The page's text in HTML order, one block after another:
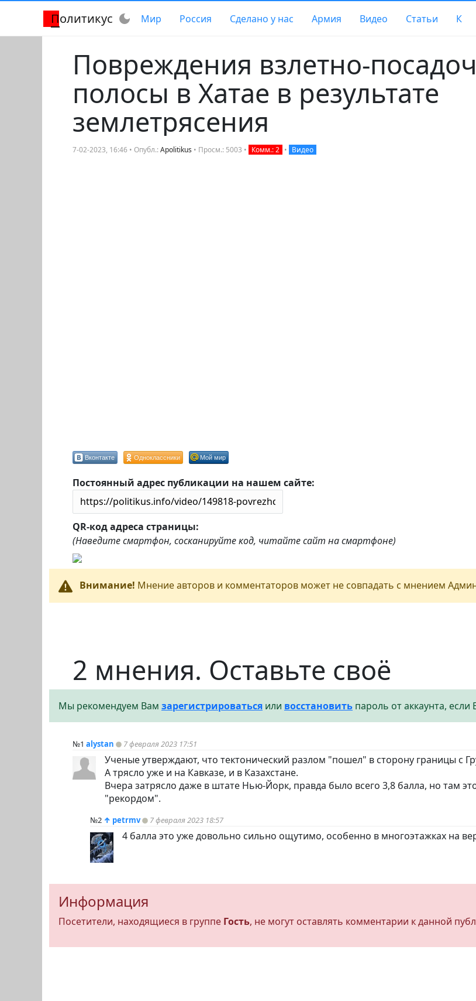
Политикус dark_mode Мир Россия Сделано у нас Армия Видео Статьи К
Повреждения взлетно-
полосы в Хатае в результате
землетрясения
7-02-2023, 16:46 • Опубл.:Apolitikus • Просм.: 5003 • Комм.: 2 • Видео
Вконтакте Одноклассники Мой мир
Постоянный адрес публикации на нашем сайте:
QR-код адреса страницы:
(Наведите смартфон, сосканируйте код, читайте сайт на смартфоне)
Внимание! Мнение авторов и комментаторов может не совпадать с мнением
2 мнения. Оставьте своё
Мы рекомендуем Вам зарегистрироваться или восстановить пароль от аккаунта, если
№1 alystan 7 февраля 2023 17:51
Ученые утверждают, что тектонический разлом "пошел" в сторону границы с
А трясло уже и на Кавказе, и в Казахстане.
Вчера затрясло даже в штате Нью-Йорк, правда было всего 3,8 балла, но там
"рекордом".
№2 ↑ petrmv 7 февраля 2023 18:57
4 балла это уже довольно сильно ощутимо, особенно в многоэтажках на
Информация
Посетители, находящиеся в группе Гость, не могут оставлять комментарии к данной